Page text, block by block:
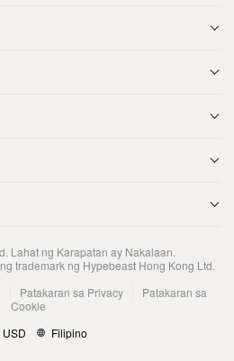
. Lahat ng Karapatan ay Nakalaan.
trademark ng Hypebeast Hong Kong Ltd.
Patakaran sa Privacy
Patakaran sa
Cookie
USD
Filipino